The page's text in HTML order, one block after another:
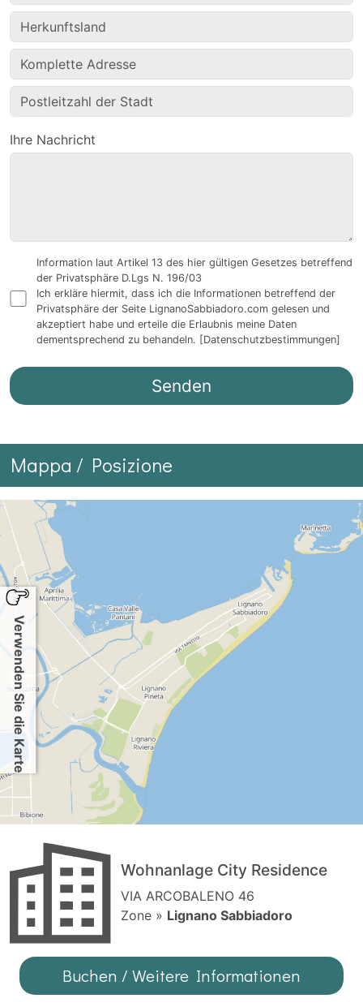
Ihre Nachricht
Information laut Artikel 13 des hier gültigen Gesetzes betreffend
der Privatsphäre D.Lgs N. 196/03
Ich erkläre hiermit, dass ich die Informationen betreffend der
Privatsphäre der Seite LignanoSabbiadoro.com gelesen und
akzeptiert habe und erteile die Erlaubnis meine Daten
dementsprechend zu behandeln. [Datenschutzbestimmungen]
Mappa / Posizione
Verwenden Sie die Karte
Wohnanlage City Residence
VIA ARCOBALENO 46
Zone » Lignano Sabbiadoro
Buchen / Weitere Informationen